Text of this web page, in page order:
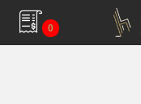
0